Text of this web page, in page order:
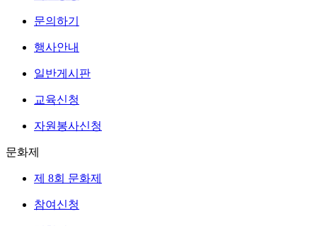
문의하기
행사안내
일반게시판
교육신청
자원봉사신청
문화제
제 8회 문화제
참여신청